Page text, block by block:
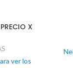
X
ver los